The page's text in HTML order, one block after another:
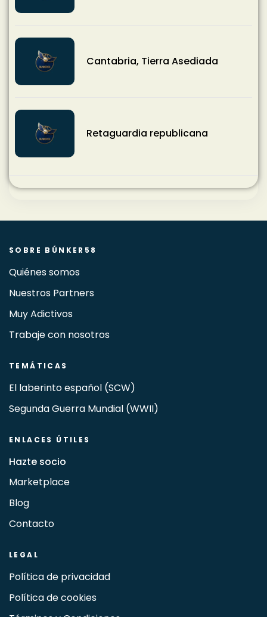
Cantabria, Tierra Asediada
Retaguardia republicana
SOBRE BÚNKER58
Quiénes somos
Nuestros Partners
Muy Adictivos
Trabaje con nosotros
TEMÁTICAS
El laberinto español (SCW)
Segunda Guerra Mundial (WWII)
ENLACES ÚTILES
Hazte socio
Marketplace
Blog
Contacto
LEGAL
Política de privacidad
Política de cookies